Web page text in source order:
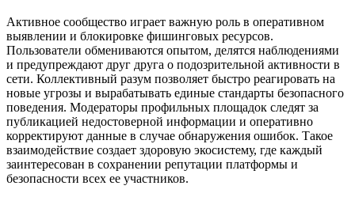
Активное сообщество играет важную роль в оперативном
выявлении и блокировке фишинговых ресурсов.
Пользователи обмениваются опытом, делятся наблюдениями
и предупреждают друг друга о подозрительной активности в
сети. Коллективный разум позволяет быстро реагировать на
новые угрозы и вырабатывать единые стандарты безопасного
поведения. Модераторы профильных площадок следят за
публикацией недостоверной информации и оперативно
корректируют данные в случае обнаружения ошибок. Такое
взаимодействие создает здоровую экосистему, где каждый
заинтересован в сохранении репутации платформы и
безопасности всех ее участников.